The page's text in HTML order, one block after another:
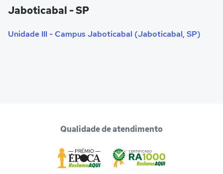
Jaboticabal - SP
Unidade III - Campus Jaboticabal (Jaboticabal, SP)
Qualidade de atendimento